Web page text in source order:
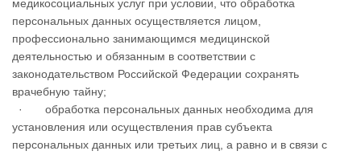
медикосоциальных услуг при условии, что обработка
персональных данных осуществляется лицом,
профессионально занимающимся медицинской
деятельностью и обязанным в соответствии с
законодательством Российской Федерации сохранять
врачебную тайну;
· обработка персональных данных необходима для
установления или осуществления прав субъекта
персональных данных или третьих лиц, а равно и в связи с